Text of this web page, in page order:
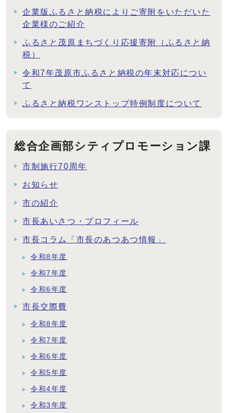
企業版ふるさと納税によりご寄附をいただいた
企業様のご紹介
ふるさと茂原まちづくり応援寄附（ふるさと納
税）
令和7年茂原市ふるさと納税の年末対応につい
て
ふるさと納税ワンストップ特例制度について
総合企画部シティプロモーション課
市制施行70周年
お知らせ
市の紹介
市長あいさつ・プロフィール
市長コラム「市長のあつあつ情報」
令和8年度
令和7年度
令和6年度
市長交際費
令和8年度
令和7年度
令和6年度
令和5年度
令和4年度
令和3年度